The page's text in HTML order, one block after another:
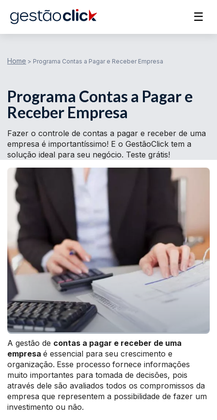
☰
Home > Programa Contas a Pagar e Receber Empresa
Programa Contas a Pagar e
Receber Empresa
Fazer o controle de contas a pagar e receber de uma
empresa é importantíssimo! E o GestãoClick tem a
solução ideal para seu negócio. Teste grátis!
A gestão de contas a pagar e receber de uma
empresa é essencial para seu crescimento e
organização. Esse processo fornece informações
muito importantes para tomada de decisões, pois
através dele são avaliados todos os compromissos da
empresa que representem a possibilidade de fazer um
investimento ou não.